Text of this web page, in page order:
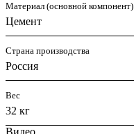
Материал (основной компонент)
Цемент
Страна производства
Россия
Вес
32 кг